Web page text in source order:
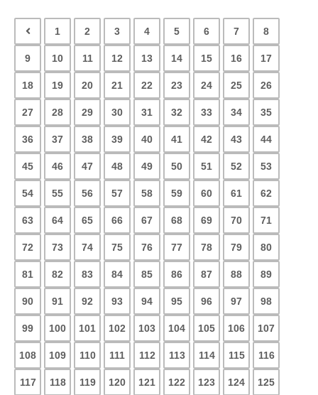
1 2 3 4 5 6 7 8
9 10 11 12 13 14 15 16 17
18 19 20 21 22 23 24 25 26
27 28 29 30 31 32 33 34 35
36 37 38 39 40 41 42 43 44
45 46 47 48 49 50 51 52 53
54 55 56 57 58 59 60 61 62
63 64 65 66 67 68 69 70 71
72 73 74 75 76 77 78 79 80
81 82 83 84 85 86 87 88 89
90 91 92 93 94 95 96 97 98
99 100 101 102 103 104 105 106 107
108 109 110 111 112 113 114 115 116
117 118 119 120 121 122 123 124 125